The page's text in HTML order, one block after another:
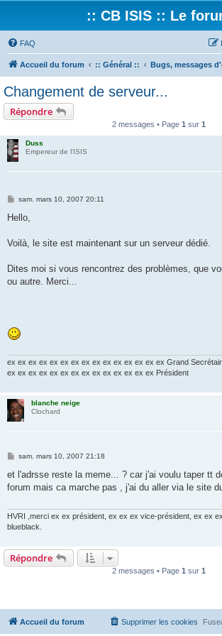
:: CB ISIS :: Le
FAQ
Accueil du forum :: Général :: Bugs, messages
Changement de serveur...
Répondre
2 messages • Page 1 sur 1
Duss
Empereur de l'ISIS
M
s
g
sam. mars 10, 2007 20:11
Hello,
Voilà, le site est maintenant sur un serveur dédié.
Dites moi si vous rencontrez des problèmes, que
ou autre. Merci...
ex ex ex ex ex ex ex ex ex ex ex ex ex ex ex Grand
ex ex ex ex ex ex ex ex ex ex ex ex ex ex Président
blanche neige
Clochard
M
s
a
sam. mars 10, 2007 21:18
et l'adrsse reste la meme... ? car j'ai voulu taper tt
forum mais ca marche pas , j'ai du aller via le site
HVRI ,merci ex ex président, ex ex ex vice-président, ex ex
blueblack.
Répondre
2 messages • Page 1 sur 1
Accueil du forum Supprimer les cookies